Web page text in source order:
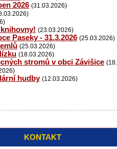
2026 (31.03.2026)
(23.03.2026)
Paseky - 31.3.2026 (25.03.2026)
(25.03.2026)
(18.03.2026)
stromů v obci Závišice
hudby (12.03.2026)
KONTAKT